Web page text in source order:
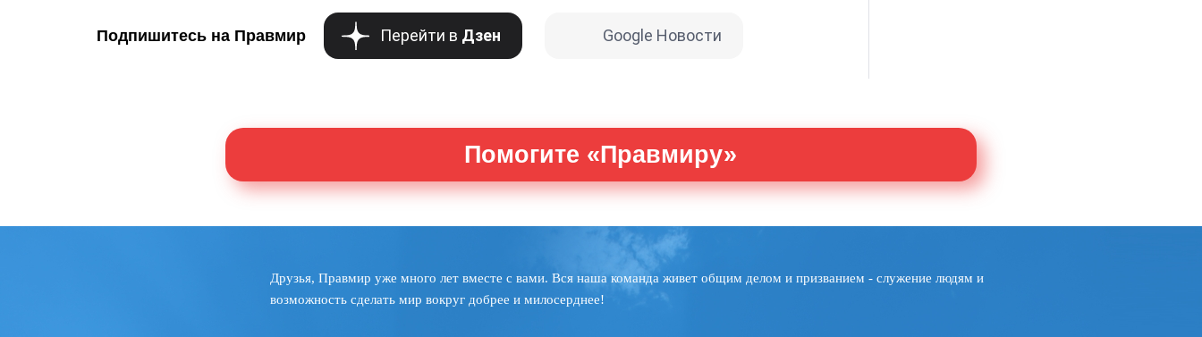
Подпишитесь на Правмир Перейти в Дзен Google Новости
Помогите «Правмиру»
Друзья, Правмир уже много лет вместе с вами. Вся наша команда живет общим делом и призванием - служение людям и
возможность сделать мир вокруг добрее и милосерднее!